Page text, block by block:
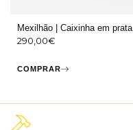
Mexilhão | Caixinha em prata
290,00€
COMPRAR